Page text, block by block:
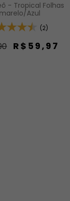
- Tropical Folhas
Azul
(2)
R$59,97